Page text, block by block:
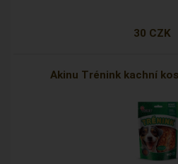
30 CZK
Akinu Trénink kachní